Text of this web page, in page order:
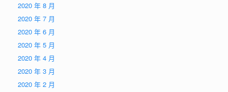
2020 年 8 月
2020 年 7 月
2020 年 6 月
2020 年 5 月
2020 年 4 月
2020 年 3 月
2020 年 2 月